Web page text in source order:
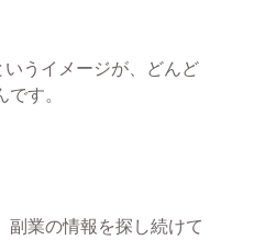
いうイメージが、どんど
す。
副業の情報を探し続けて